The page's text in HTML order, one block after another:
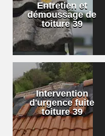
Entretien et
démoussage de
toiture 39
Intervention
d'urgence fuite
toiture 39